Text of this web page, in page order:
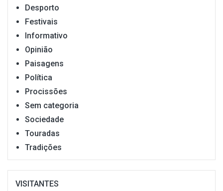
Desporto
Festivais
Informativo
Opinião
Paisagens
Política
Procissões
Sem categoria
Sociedade
Touradas
Tradições
VISITANTES